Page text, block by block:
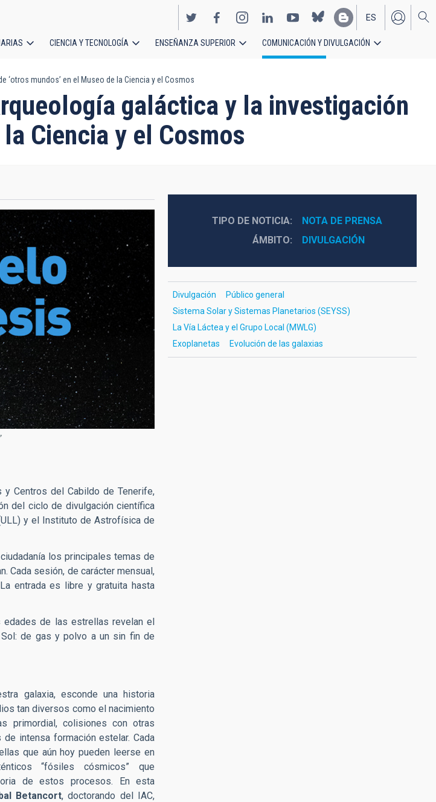
EN
ES
CIENCIA Y TECNOLOGÍA ENSEÑANZA SUPERIOR COMUNICACIÓN Y DIVULGACIÓN
mundos’ en el Museo de la Ciencia y el Cosmos
galáctica y la investigación
Ciencia y el Cosmos
y Centros del Cabildo de Tenerife,
del ciclo de divulgación científica
y el Instituto de Astrofísica de
los principales temas de
Cada sesión, de carácter mensual,
entrada es libre y gratuita hasta
edades de las estrellas revelan el
de gas y polvo a un sin fin de
galaxia, esconde una historia
tan diversos como el nacimiento
primordial, colisiones con otras
intensa formación estelar. Cada
que aún hoy pueden leerse en
“fósiles cósmicos” que
de estos procesos. En esta
Betancort, doctorando del IAC,
TIPO DE NOTICIA
NOTA DE PRENSA
ÁMBITO
DIVULGACIÓN
Divulgación
Público general
Sistema Solar y Sistemas Planetarios (SEYSS)
La Vía Láctea y el Grupo Local (MWLG)
Exoplanetas
Evolución de las galaxias